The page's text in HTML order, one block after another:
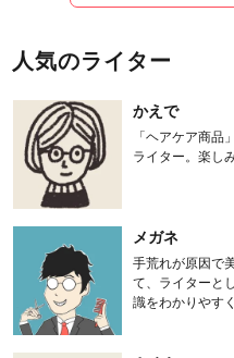
人気のライター
かえで
「ヘアケア商
ライター。楽し
メガネ
手荒れが原因で
て、ライターと
識をわかりやす